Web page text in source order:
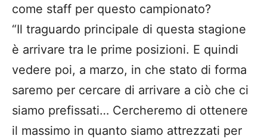
come staff per questo campionato?
“Il traguardo principale di questa stagione
è arrivare tra le prime posizioni. E quindi
vedere poi, a marzo, in che stato di forma
saremo per cercare di arrivare a ciò che ci
siamo prefissati… Cercheremo di ottenere
il massimo in quanto siamo attrezzati per